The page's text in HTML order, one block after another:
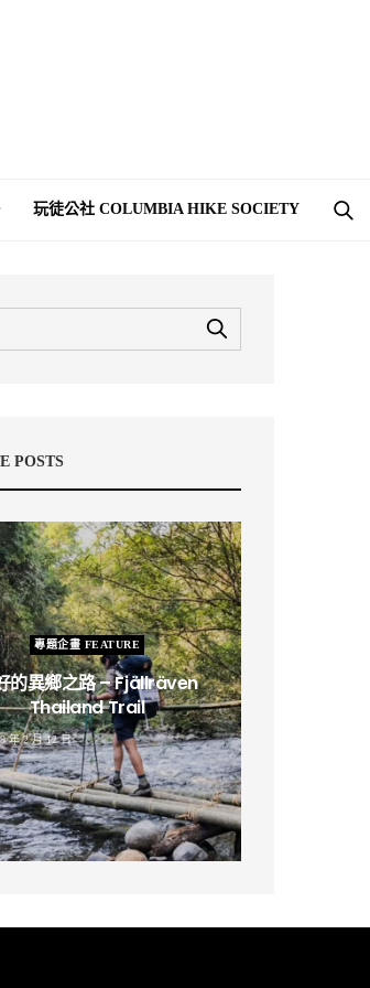
玩徒公社 COLUMBIA HIKE SOCIETY
POSTS
專題企畫 FEATURE
的異鄉之路 – Fjällräven
Thailand Trail
年 2 月 12 日